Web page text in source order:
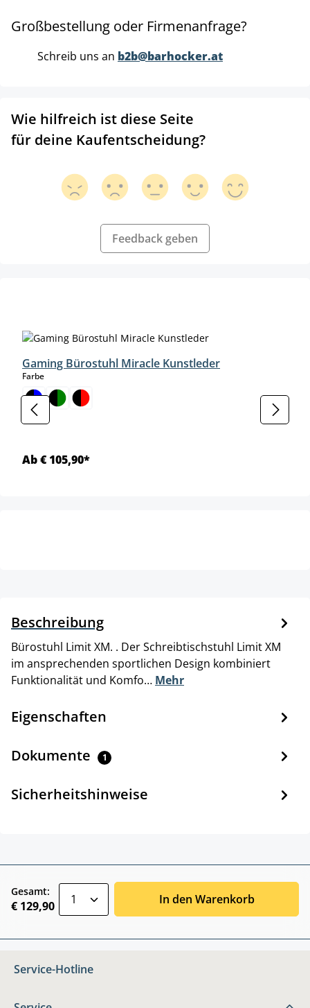
Großbestellung oder Firmenanfrage?
Schreib uns an b2b@barhocker.at
Wie hilfreich ist diese Seite
für deine Kaufentscheidung?
Feedback geben
Gaming Bürostuhl Miracle Kunstleder
Farbeauswählen
Ab € 105,90*
Beschreibung
Bürostuhl Limit XM. . Der Schreibtischstuhl Limit XM
im ansprechenden sportlichen Design kombiniert
Funktionalität und Komfo… Mehr
Eigenschaften
Dokumente 1
Sicherheitshinweise
Gesamt:
€ 129,90 In den Warenkorb
Service-Hotline